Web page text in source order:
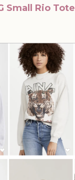
Small Rio Tote